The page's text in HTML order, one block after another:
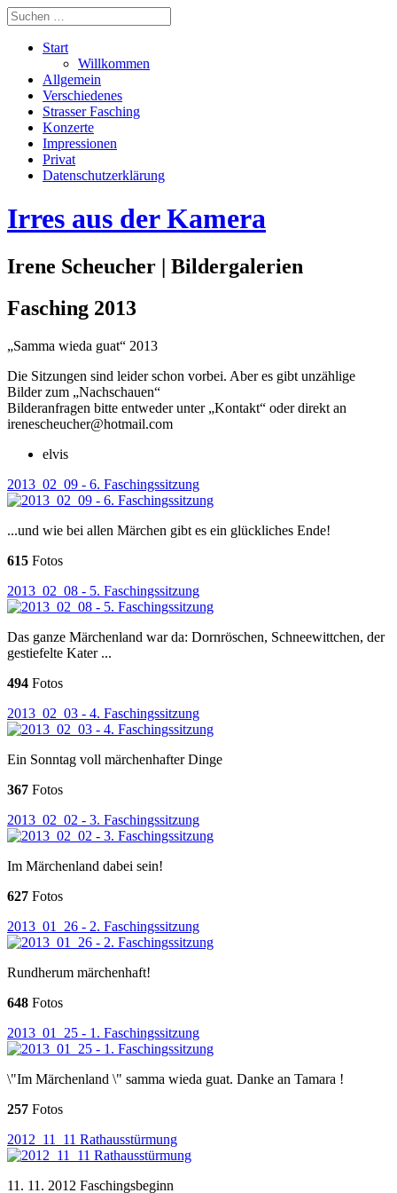
Start
Willkommen
Allgemein
Verschiedenes
Strasser Fasching
Konzerte
Impressionen
Privat
Datenschutzerklärung
Irres aus der Kamera
Irene Scheucher | Bildergalerien
Fasching 2013
„Samma wieda guat“ 2013
Die Sitzungen sind leider schon vorbei. Aber es gibt unzählige
Bilder zum „Nachschauen“
Bilderanfragen bitte entweder unter „Kontakt“ oder direkt an
irenescheucher@hotmail.com
elvis
2013_02_09 - 6. Faschingssitzung
...und wie bei allen Märchen gibt es ein glückliches Ende!
615 Fotos
2013_02_08 - 5. Faschingssitzung
Das ganze Märchenland war da: Dornröschen, Schneewittchen, der
gestiefelte Kater ...
494 Fotos
2013_02_03 - 4. Faschingssitzung
Ein Sonntag voll märchenhafter Dinge
367 Fotos
2013_02_02 - 3. Faschingssitzung
Im Märchenland dabei sein!
627 Fotos
2013_01_26 - 2. Faschingssitzung
Rundherum märchenhaft!
648 Fotos
2013_01_25 - 1. Faschingssitzung
\"Im Märchenland \" samma wieda guat. Danke an Tamara !
257 Fotos
2012_11_11 Rathausstürmung
11. 11. 2012 Faschingsbeginn